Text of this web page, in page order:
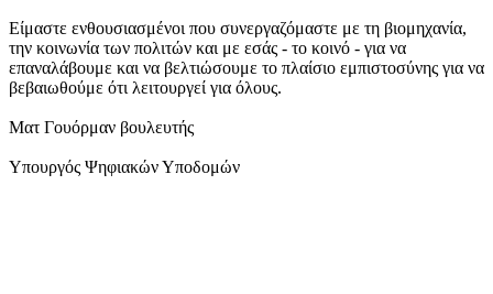
Είμαστε ενθουσιασμένοι που συνεργαζόμαστε με τη βιομηχανία,
την κοινωνία των πολιτών και με εσάς - το κοινό - για να
επαναλάβουμε και να βελτιώσουμε το πλαίσιο εμπιστοσύνης για να
βεβαιωθούμε ότι λειτουργεί για όλους.
Ματ Γουόρμαν βουλευτής
Υπουργός Ψηφιακών Υποδομών